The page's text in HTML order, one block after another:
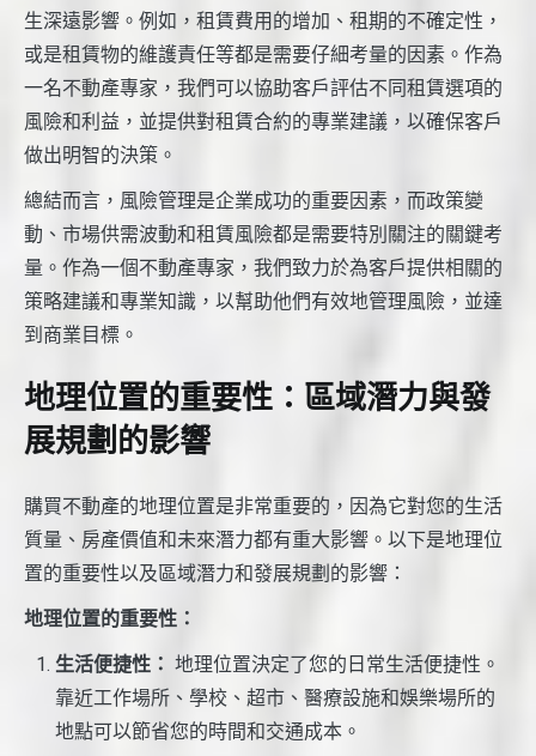
生深遠影響。例如，租賃費用的增加、租期的不確定性，
或是租賃物的維護責任等都是需要仔細考量的因素。作為
一名不動產專家，我們可以協助客戶評估不同租賃選項的
風險和利益，並提供對租賃合約的專業建議，以確保客戶
做出明智的決策。
總結而言，風險管理是企業成功的重要因素，而政策變
動、市場供需波動和租賃風險都是需要特別關注的關鍵考
量。作為一個不動產專家，我們致力於為客戶提供相關的
策略建議和專業知識，以幫助他們有效地管理風險，並達
到商業目標。
地理位置的重要性：區域潛力與發
展規劃的影響
購買不動產的地理位置是非常重要的，因為它對您的生活
質量、房產價值和未來潛力都有重大影響。以下是地理位
置的重要性以及區域潛力和發展規劃的影響：
地理位置的重要性：
生活便捷性： 地理位置決定了您的日常生活便捷性。
靠近工作場所、學校、超市、醫療設施和娛樂場所的
地點可以節省您的時間和交通成本。